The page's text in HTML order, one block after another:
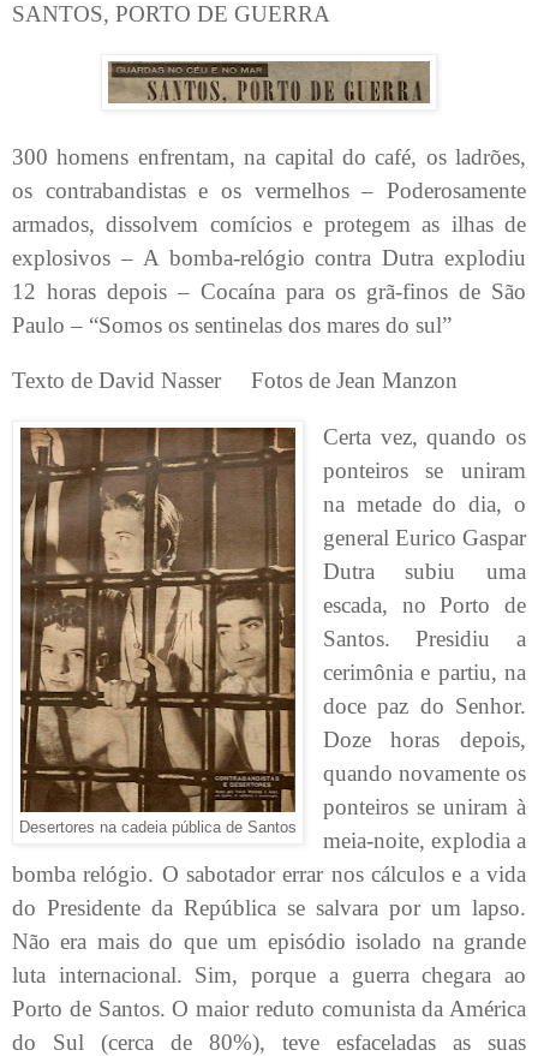
SANTOS, PORTO DE GUERRA
300 homens enfrentam, na capital do café, os ladrões,
os contrabandistas e os vermelhos – Poderosamente
armados, dissolvem comícios e protegem as ilhas de
explosivos – A bomba-relógio contra Dutra explodiu
12 horas depois – Cocaína para os grã-finos de São
Paulo – “Somos os sentinelas dos mares do sul”
Texto de David Nasser Fotos de Jean Manzon
Desertores na cadeia pública de Santos
Certa vez, quando os
ponteiros se uniram
na metade do dia, o
general Eurico Gaspar
Dutra subiu uma
escada, no Porto de
Santos. Presidiu a
cerimônia e partiu, na
doce paz do Senhor.
Doze horas depois,
quando novamente os
ponteiros se uniram à
meia-noite, explodia a
bomba relógio. O sabotador errar nos cálculos e a vida
do Presidente da República se salvara por um lapso.
Não era mais do que um episódio isolado na grande
luta internacional. Sim, porque a guerra chegara ao
Porto de Santos. O maior reduto comunista da América
do Sul (cerca de 80%), teve esfaceladas as suas